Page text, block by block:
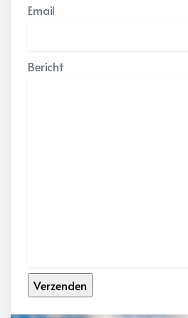
Email
Bericht